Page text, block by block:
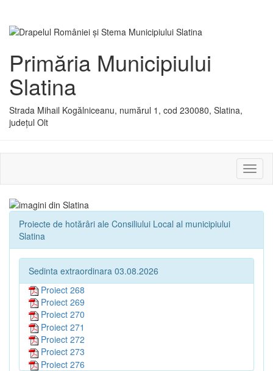
Primăria Municipiului
Slatina
Strada Mihail Kogălniceanu, numărul 1, cod 230080, Slatina,
județul Olt
sau
Proiecte de hotărâri ale Consiliului Local al municipiului
Slatina
Sedinta extraordinara 03.08.2026
Proiect 268
Proiect 269
Proiect 270
Proiect 271
Proiect 272
Proiect 273
Proiect 276